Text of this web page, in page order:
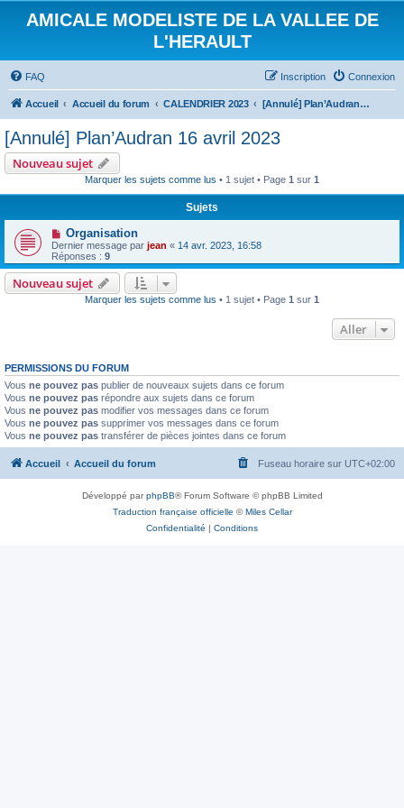
AMICALE MODELISTE DE LA VALLEE DE
L'HERAULT
FAQ Connexion
Inscription
Accueil Accueil du forum CALENDRIER 2023 [Annulé] Plan’Audran 16 avril 2023
[Annulé] Plan’Audran 16 avril 2023
Nouveau sujet
Marquer les sujets comme lus • 1 sujet • Page 1 sur 1
Sujets
Organisation
Dernier message par jean « 14 avr. 2023, 16:58
Réponses : 9
Nouveau sujet
Marquer les sujets comme lus • 1 sujet • Page 1 sur 1
Aller
PERMISSIONS DU FORUM
Vous ne pouvez pas publier de nouveaux sujets dans ce forum
Vous ne pouvez pas répondre aux sujets dans ce forum
Vous ne pouvez pas modifier vos messages dans ce forum
Vous ne pouvez pas supprimer vos messages dans ce forum
Vous ne pouvez pas transférer de pièces jointes dans ce forum
Accueil Accueil du forum Fuseau horaire sur UTC+02:00
Développé parphpBB® Forum Software © phpBB Limited
Traduction française officielle ©Miles Cellar
Confidentialité | Conditions